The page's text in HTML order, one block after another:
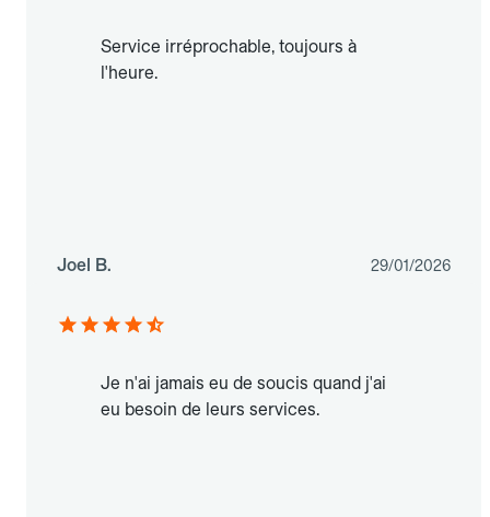
Service irréprochable, toujours à
l'heure.
Joel B. 29/01/2026
Je n'ai jamais eu de soucis quand j'ai
eu besoin de leurs services.